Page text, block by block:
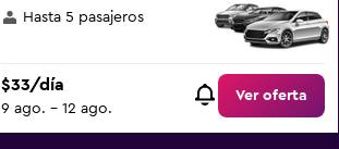
Hasta 5 pasajeros
$33/día
9 ago. - 12 ago.
Ver oferta